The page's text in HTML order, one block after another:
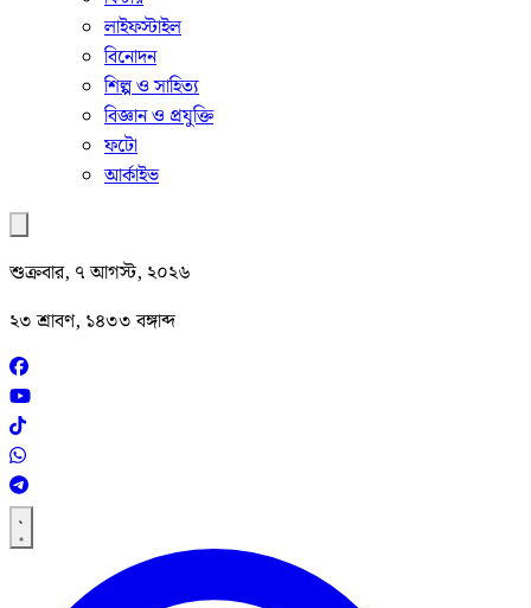
লাইফস্টাইল
বিনোদন
শিল্প ও সাহিত্য
বিজ্ঞান ও প্রযুক্তি
ফটো
আর্কাইভ
শুক্রবার, ৭ আগস্ট, ২০২৬
২৩ শ্রাবণ, ১৪৩৩ বঙ্গাব্দ